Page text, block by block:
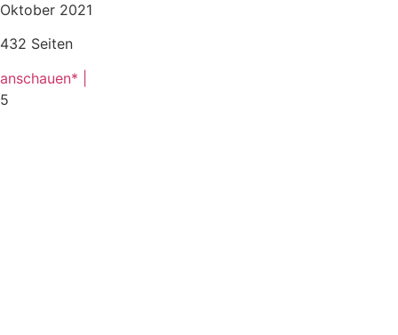
Oktober 2021
432 Seiten
anschauen* |
5